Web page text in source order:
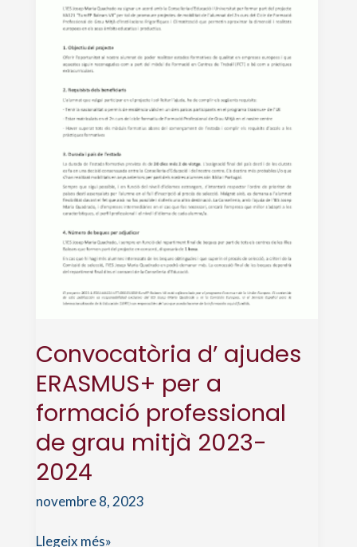
sensibilitzen
alumnes
batxillerat
Convocatòria d’ ajudes
ERASMUS+ per a
formació professional
de grau mitjà 2023-
2024
novembre 8, 2023
Convocatòria
Llegeix més»